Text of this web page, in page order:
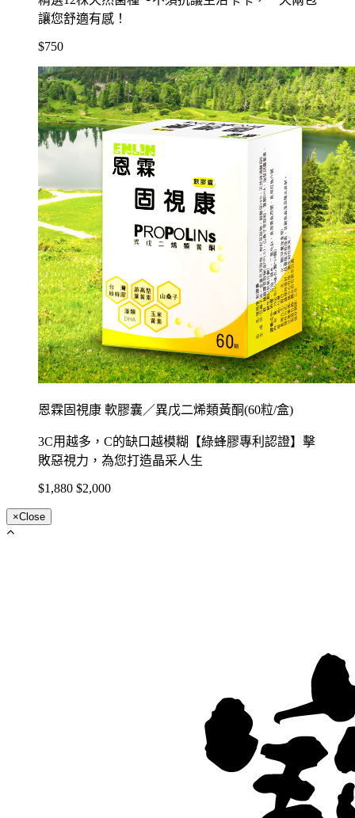
讓您舒適有感！
$750
恩霖固視康 軟膠囊／異戊二烯類黃酮(60粒/盒)
3C用越多，C的缺口越模糊【綠蜂膠專利認證】擊
敗惡視力，為您打造晶采人生
$1,880 $2,000
×Close